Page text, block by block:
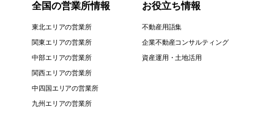
全国の営業所情報
東北エリアの営業所
関東エリアの営業所
中部エリアの営業所
関西エリアの営業所
中四国エリアの営業所
九州エリアの営業所
お役立ち情報
不動産用語集
企業不動産コンサルティング
資産運用・土地活用